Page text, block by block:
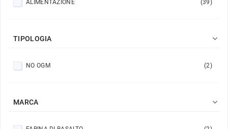
ALIMENTAZIONE (39)
TIPOLOGIA 
NO OGM (2)
MARCA 